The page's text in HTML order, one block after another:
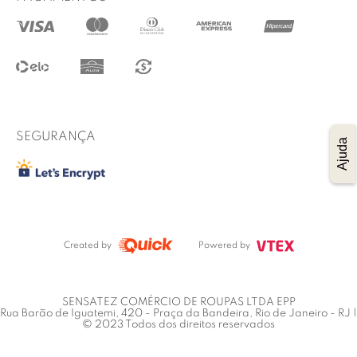
Ajuda
Regulamento das promoções
Trocas e Devoluções
SEGURANÇA
Created by Powered by
SENSATEZ COMÉRCIO DE ROUPAS LTDA EPP
Rua Barão de Iguatemi, 420 - Praça da Bandeira, Rio de Janeiro - RJ |
© 2023 Todos dos direitos reservados